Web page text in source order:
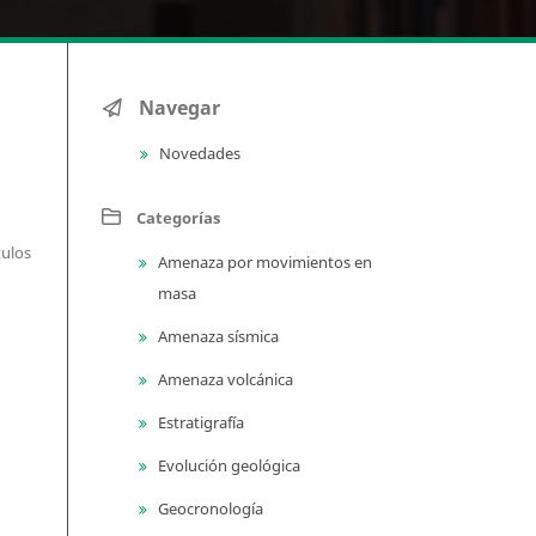
Navegar
Novedades
Categorías
Amenaza por movimientos en
masa
Amenaza sísmica
Amenaza volcánica
Estratigrafía
Evolución geológica
Geocronología